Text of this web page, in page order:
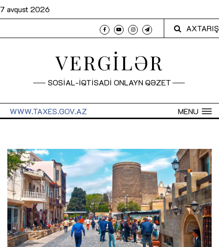
7 avqust 2026
AXTARIŞ
VERGİLƏR
SOSİAL-İQTİSADİ ONLAYN QƏZET
MENU
WWW.TAXES.GOV.AZ